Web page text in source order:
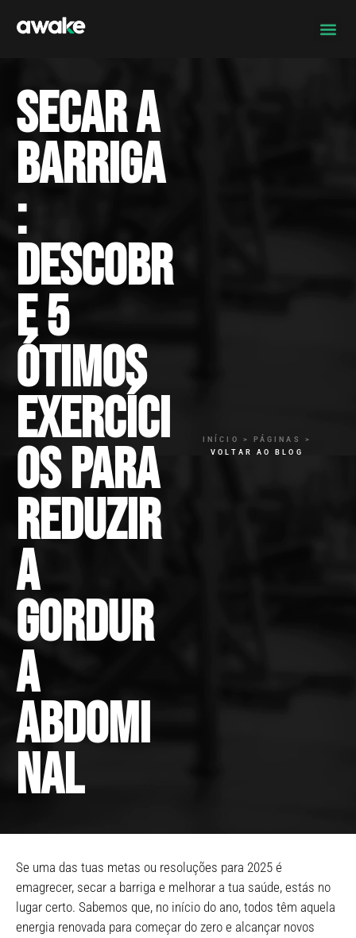
Secar a
barriga
:
descobr
e 5
ótimos
exercíci
os para
reduzir
a
gordur
a
abdomi
nal
INÍCIO > PÁGINAS >
VOLTAR AO BLOG
Se uma das tuas metas ou resoluções para 2025 é
emagrecer, secar a barriga e melhorar a tua saúde, estás no
lugar certo. Sabemos que, no início do ano, todos têm aquela
energia renovada para começar do zero e alcançar novos